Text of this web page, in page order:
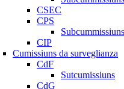
CSEC
CPS
CIP
Cumissiuns da surveglianza
CdF
Sutcumissiuns
CdG